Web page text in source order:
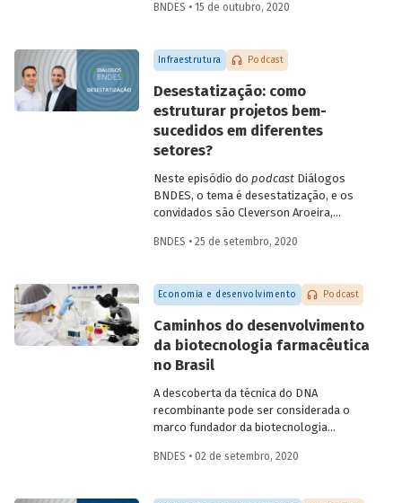
and governance- para adaptar seus
mais preocupado com sustentabilidade.
Confira o bate-papo entre Sonia Favaretto
e Julio Leite (superintendente do BNDES).
BNDES • 15 de outubro, 2020
Infraestrutura Podcast
Desestatização: como
estruturar projetos bem-
sucedidos em diferentes
setores?
Neste episódio do podcastDiálogos
BNDES, o tema é desestatização, e os
convidados são Cleverson Aroeira,
de Parcerias de Investimento do BNDES, e
International Finance Corporation (IFC),
do Grupo Banco Mundial. Na conversa,
modalidades de desestatização, os
modelos de regulação e contrato, o
processo de estruturação de projetos e
investimentos e parcerias com o setor
privado.
BNDES • 25 de setembro, 2020
Economia e desenvolvimento Podcast
Caminhos do desenvolvimento
da biotecnologia farmacêutica
no Brasil
A descoberta da técnica do DNA
recombinante pode ser considerada o
marco fundador da biotecnologia
capazes de produzir novas proteínas ou
larga escala. Na área de saúde, a
BNDES • 02 de setembro, 2020